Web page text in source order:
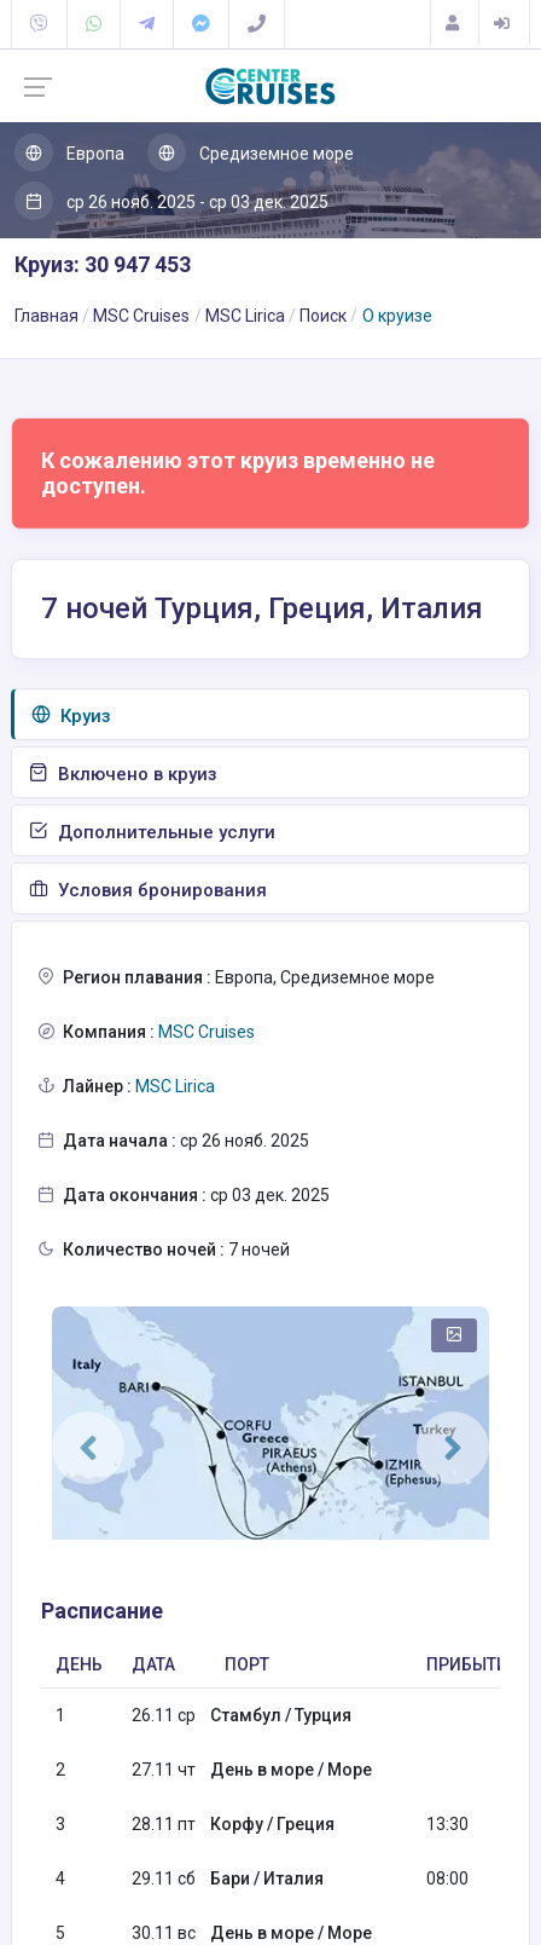
Европа Средиземное море
ср 26 нояб. 2025 - ср 03 дек. 2025
Круиз: 30 947 453
Главная MSC Cruises MSC Lirica Поиск О круизе
К сожалению этот круиз временно не
доступен.
7 ночей Турция, Греция, Италия
Круиз
Включено в круиз
Дополнительные услуги
Условия бронирования
Регион плавания : Европа, Средиземное море
Компания : MSC Cruises
Лайнер : MSC Lirica
Дата начала : ср 26 нояб. 2025
Дата окончания : ср 03 дек. 2025
Количество ночей : 7 ночей
Расписание
ДЕНЬ ДАТА ПОРТ ПРИБЫТИЕ
1 26.11 ср Стамбул / Турция
2 27.11 чт День в море / Море
3 28.11 пт Корфу / Греция 13:30
4 29.11 сб Бари / Италия 08:00
5 30.11 вс День в море / Море